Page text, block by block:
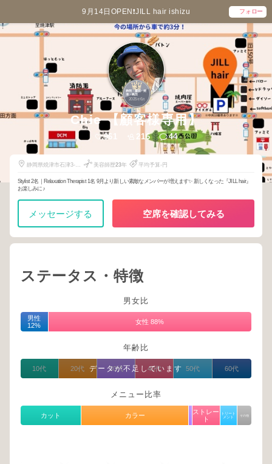
9月14日OPEN❗️JILL hair ishizu フォロー
3
静岡・藤枝・焼
津・島田
2025年6月
Chie 【顧客様専用】
961 216 44
静岡県焼津市石津3-
美容師歴23年 平均予算-円
Stylist 2名｜Relaxation Therapist 1名 9月より新しい素敵なメンバーが増えます✨ 新しくなった『JILL hair』
お楽しみに♪
メッセージする 空席を確認してみる
ステータス・特徴
男女比
男性
12%
女性 88%
年齢比
データが不足しています
10代 20代 30代 40代 50代 60代
メニュー比率
カット カラー
ストレー
ト
トリート
メント
その他